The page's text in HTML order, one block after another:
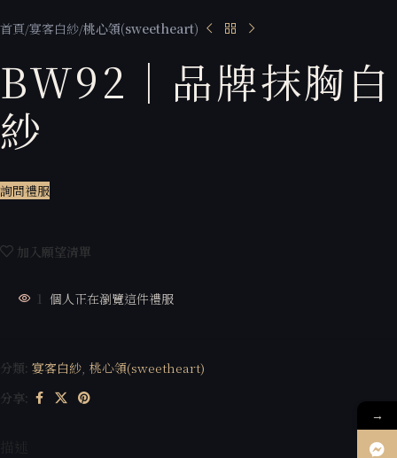
首頁 宴客白紗 桃心領(sweetheart)
BW92｜品牌抹胸白
紗
詢問禮服
加入願望清單
1 個人正在瀏覽這件禮服
分類: 宴客白紗, 桃心領(sweetheart)
分享:
→